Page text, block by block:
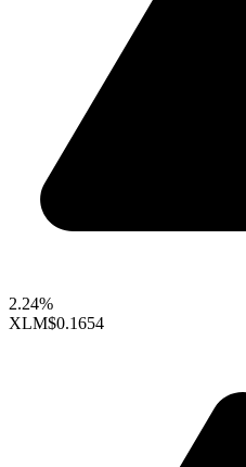
2.24%
XLM$0.1654